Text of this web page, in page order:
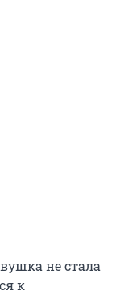
не стала
к